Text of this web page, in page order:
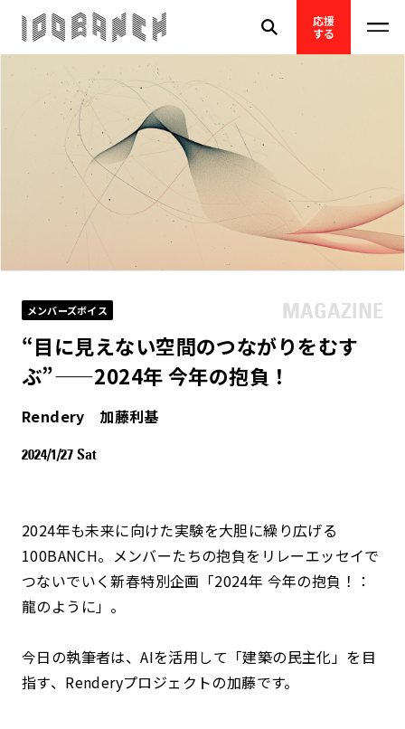
応援
する
メンバーズボイス
“目に見えない空間のつながりをむす
ぶ”——2024年 今年の抱負！
Rendery 加藤利基
2024/1/27 Sat
2024年も未来に向けた実験を大胆に繰り広げる
100BANCH。メンバーたちの抱負をリレーエッセイで
つないでいく新春特別企画「2024年 今年の抱負！：
龍のように」。
今日の執筆者は、AIを活用して「建築の民主化」を目
指す、Renderyプロジェクトの加藤です。